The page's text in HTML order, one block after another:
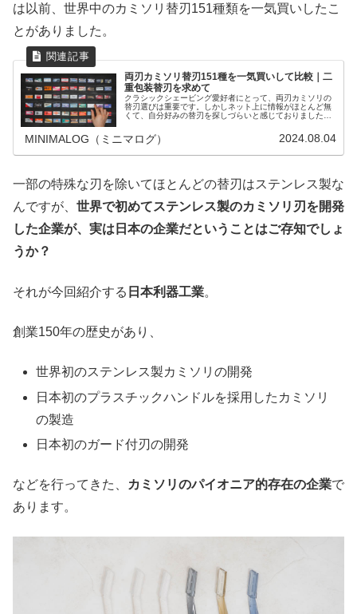
は以前、世界中のカミソリ替刃151種類を一気買いしたこ
とがありました。
両刃カミソリ替刃151種を一気買いして比較｜二
重包装替刃を求めて
クラシックシェービング愛好者にとって、両刃カミソリの
替刃選びは重要です。しかしネット上に情報がほとんど無
くて、自分好みの替刃を探しづらいと感じておりました。
カミソリ替刃選びに役立つ比較表を作成しました。
MINIMALOG（ミニマログ） 2024.08.04
一部の特殊な刃を除いてほとんどの替刃はステンレス製な
んですが、 世界で初めてステンレス製のカミソリ刃を開発
した企業が、実は日本の企業だということはご存知でしょ
うか？
それが今回紹介する 日本利器工業。
創業150年の歴史があり、
世界初のステンレス製カミソリの開発
日本初のプラスチックハンドルを採用したカミソリ
の製造
日本初のガード付刃の開発
などを行ってきた、 カミソリのパイオニア的存在の企業で
あります。